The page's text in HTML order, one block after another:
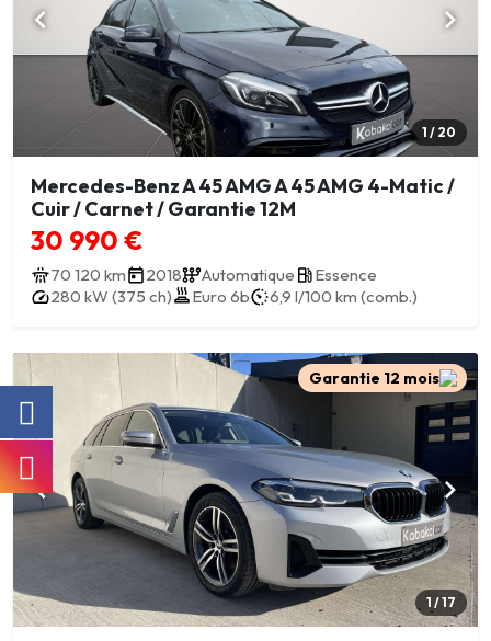
1 / 20
Mercedes-Benz A 45 AMG A 45 AMG 4-Matic /
Cuir / Carnet / Garantie 12M
30 990 €
70 120 km 2018 Automatique
Essence
280 kW (375 ch)
Euro 6b 6,9 l/100 km (comb.)
Garantie 12 mois
1 / 17